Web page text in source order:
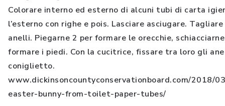
Colorare interno ed esterno di alcuni tubi di carta
l’esterno con righe e pois. Lasciare asciugare.
anelli. Piegarne 2 per formare le orecchie,
formare i piedi. Con la cucitrice, fissare tra loro gli
coniglietto.
www.dickinsoncountyconservationboard.com/2018/
easter-bunny-from-toilet-paper-tubes/